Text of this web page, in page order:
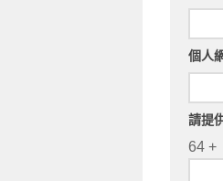
個人
請提
64 +